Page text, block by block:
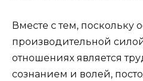
Вместе с тем, поскольку
производительной
отношениях является
сознанием и волей,